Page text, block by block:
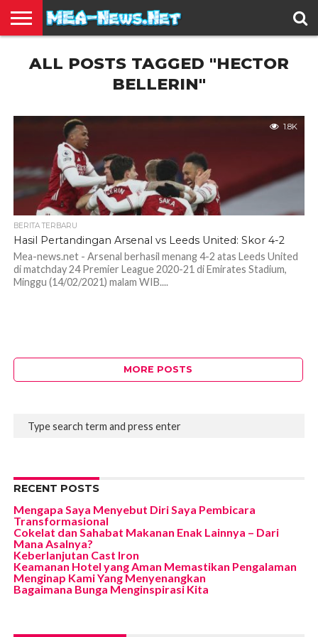
TERBARU
EDUKASI
HIBURAN
INSPIRASI
KESEHATAN
KULINER
OLAH
RAGA
OTOMOTIF
TRAVEL
JUAL
BELI
ALL POSTS TAGGED "HECTOR
BELLERIN"
1.8K
BERITA TERBARU
Hasil Pertandingan Arsenal vs Leeds United: Skor 4-2
Mea-news.net - Arsenal berhasil menang 4-2 atas Leeds United
di matchday 24 Premier League 2020-21 di Emirates Stadium,
Minggu (14/02/2021) malam WIB....
MORE POSTS
RECENT POSTS
Mengapa Saya Menyebut Diri Saya Pembicara
Transformasional
Cokelat dan Sahabat Makanan Enak Lainnya – Dari
Mana Asalnya?
Keberlanjutan Cast Iron
Keamanan Hotel yang Aman Memastikan Pengalaman
Menginap Kami Yang Menyenangkan
Bagaimana Bunga Menginspirasi Kita